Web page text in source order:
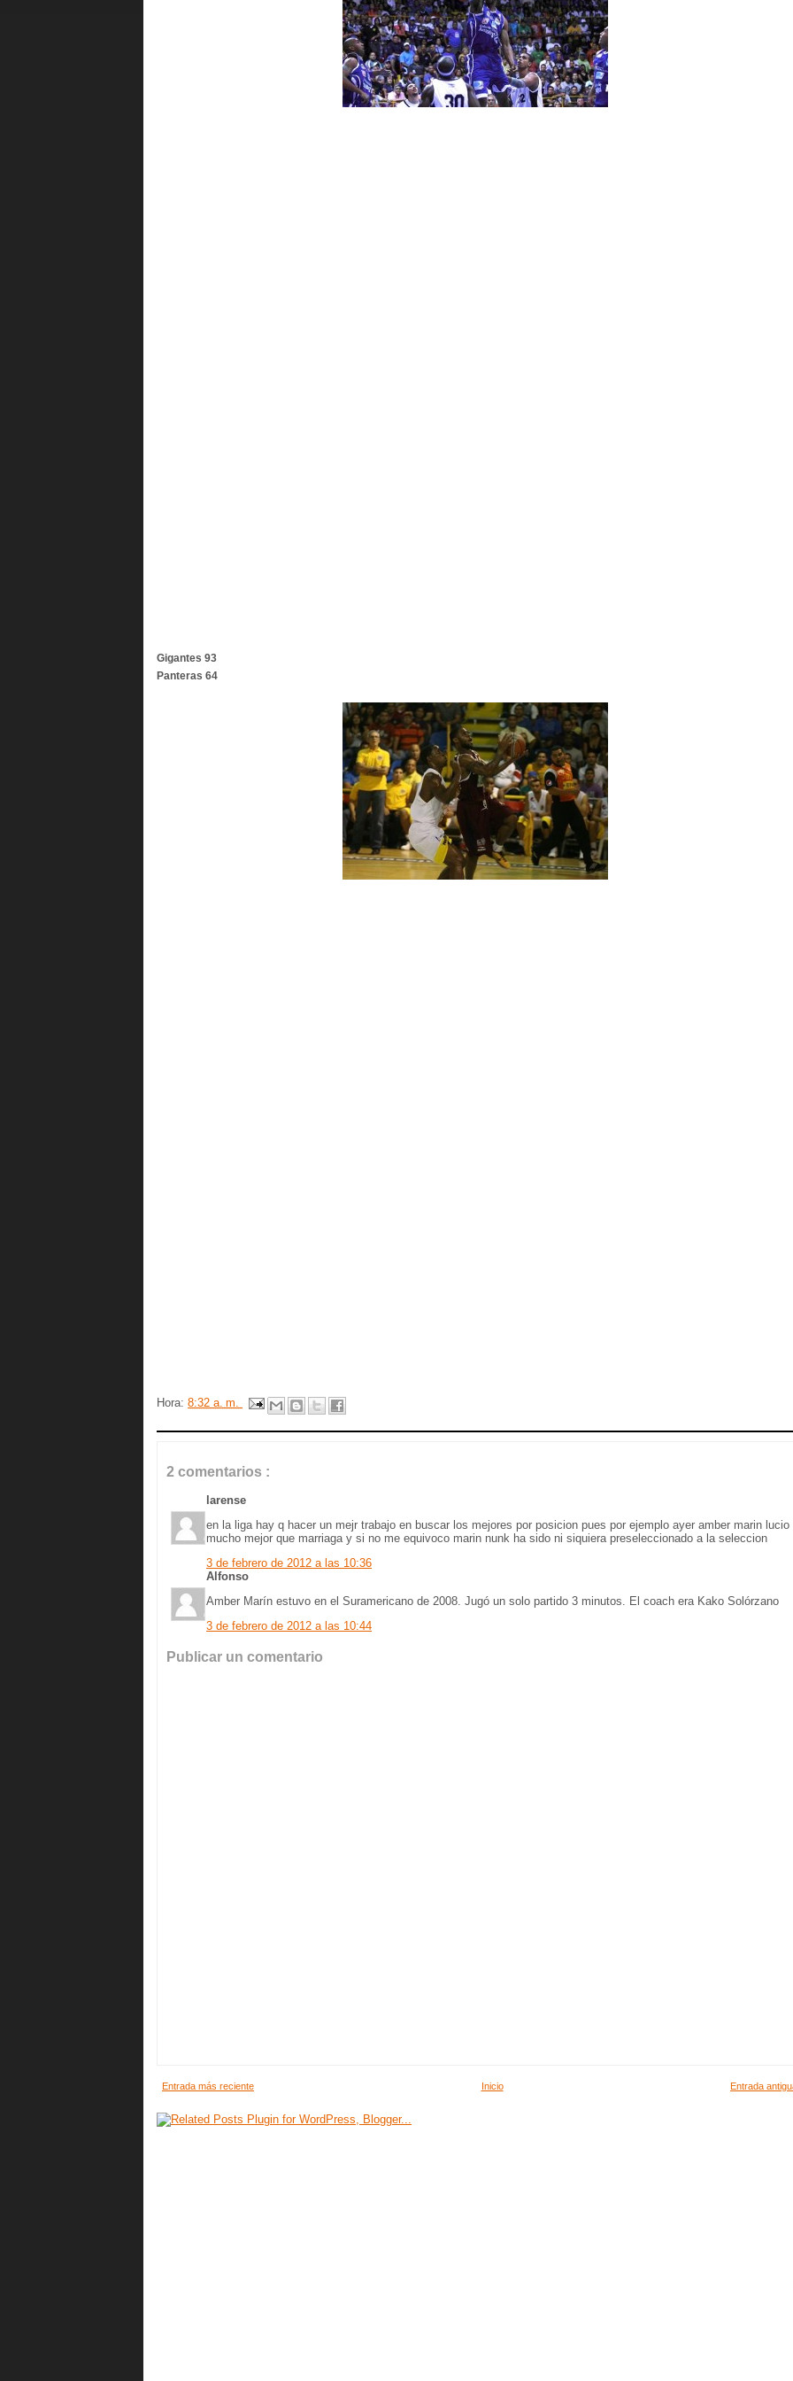
Gigantes 93
Panteras 64
Hora: 8:32 a. m.
2 comentarios :
larense
en la liga hay q hacer un mejr trabajo en buscar los mejores por posicion pues por ejemplo ayer amber marin lucio
mucho mejor que marriaga y si no me equivoco marin nunk ha sido ni siquiera preseleccionado a la seleccion
3 de febrero de 2012 a las 10:36
Alfonso
Amber Marín estuvo en el Suramericano de 2008. Jugó un solo partido 3 minutos. El coach era Kako Solórzano
3 de febrero de 2012 a las 10:44
Publicar un comentario
Entrada más reciente Entrada
Inicio